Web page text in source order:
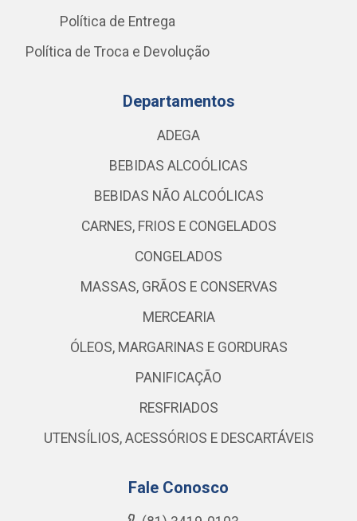
Política de Entrega
Política de Troca e Devolução
Departamentos
ADEGA
BEBIDAS ALCOÓLICAS
BEBIDAS NÃO ALCOÓLICAS
CARNES, FRIOS E CONGELADOS
CONGELADOS
MASSAS, GRÃOS E CONSERVAS
MERCEARIA
ÓLEOS, MARGARINAS E GORDURAS
PANIFICAÇÃO
RESFRIADOS
UTENSÍLIOS, ACESSÓRIOS E DESCARTÁVEIS
Fale Conosco